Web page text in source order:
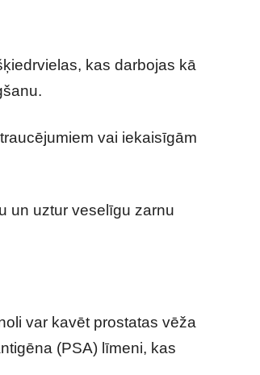
kas darbojas kā
vai iekaisīgām
un uztur veselīgu zarnu
var kavēt prostatas vēža
(PSA) līmeni, kas